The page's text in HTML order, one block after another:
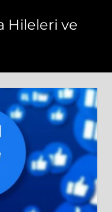
Hileleri ve